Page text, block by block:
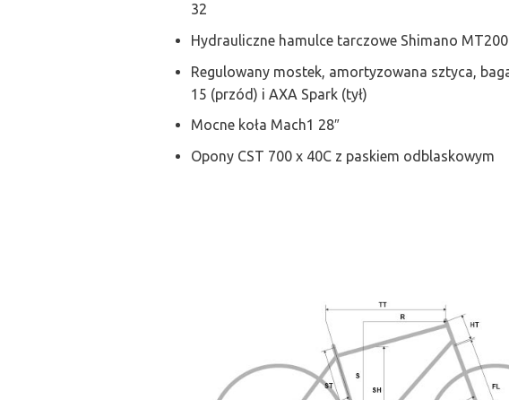
32
Hydrauliczne hamulce tarczowe Shimano MT200
Regulowany mostek, amortyzowana sztyca,
15 (przód) i AXA Spark (tył)
Mocne koła Mach1 28″
Opony CST 700 x 40C z paskiem odblaskowym